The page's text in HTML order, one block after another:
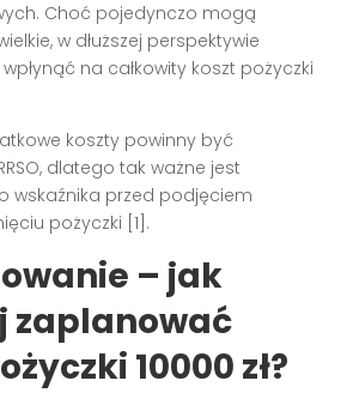
Choć pojedynczo mogą
w dłuższej perspektywie
na całkowity koszt pożyczki
koszty powinny być
dlatego tak ważne jest
wskaźnika przed podjęciem
pożyczki [1].
– jak
zaplanować
10000 zł?